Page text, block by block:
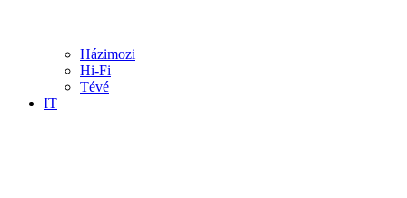
Házimozi
Hi-Fi
Tévé
IT